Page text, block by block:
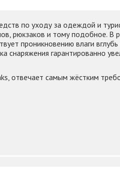
по уходу за одеждой и
рюкзаков и тому подобное. В
проникновению влаги
снаряжения гарантированно
отвечает самым жёстким